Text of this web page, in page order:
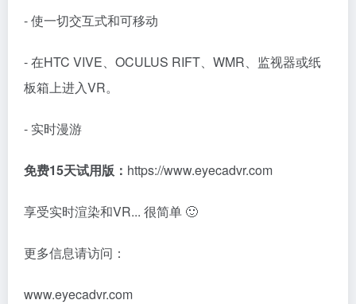
- 使一切交互式和可移动
- 在HTC VIVE、OCULUS RIFT、WMR、监视器或纸
板箱上进入VR。
- 实时漫游
免费15天试用版： https://www.eyecadvr.com
享受实时渲染和VR... 很简单 🙂
更多信息请访问：
www.eyecadvr.com